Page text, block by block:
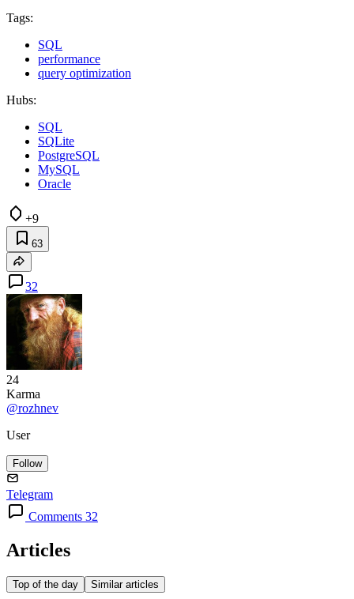
Tags:
SQL
performance
query optimization
Hubs:
SQL
SQLite
PostgreSQL
MySQL
Oracle
+9
63
32
24
Karma
@rozhnev
User
Follow
Telegram
Comments 32
Articles
Top of the day Similar articles